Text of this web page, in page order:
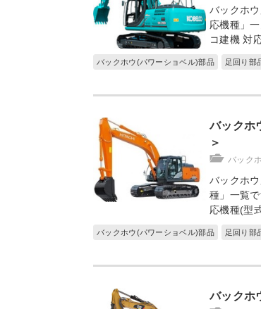
バックホ
応機種」
コ建機 対
バックホウ(パワーショベル)部品 足回り部
バックホ
＞
バック
バックホ
種」一覧
応機種(型
バックホウ(パワーショベル)部品 足回り部
バックホ